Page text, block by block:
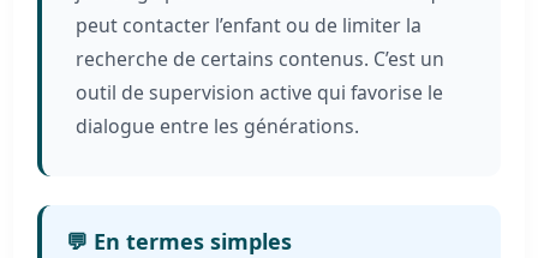
peut contacter l’enfant ou de limiter la
recherche de certains contenus. C’est un
outil de supervision active qui favorise le
dialogue entre les générations.
💬 En termes simples